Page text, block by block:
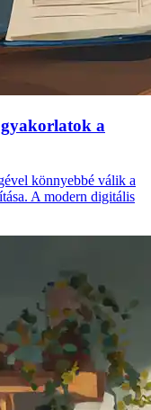
a
könnyebbé válik a
A modern digitális